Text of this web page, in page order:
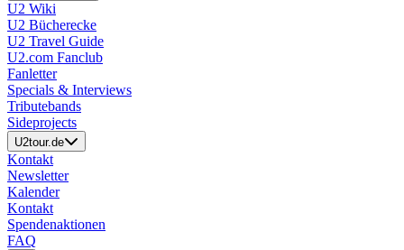
U2 Wiki
U2 Bücherecke
U2 Travel Guide
U2.com Fanclub
Fanletter
Specials & Interviews
Tributebands
Sideprojects
U2tour.de
Kontakt
Newsletter
Kalender
Kontakt
Spendenaktionen
FAQ